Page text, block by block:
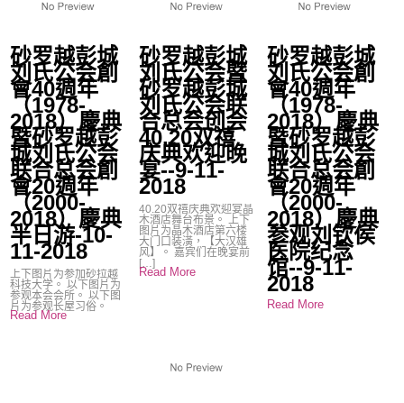
砂罗越彭城
刘氏公会創
會40週年
（1978-
2018）慶典
暨砂罗越彭
城刘氏公会
联合总会創
會20週年
（2000-
2018）慶典
半日游-10-
11-2018
上下图片为参加砂拉越
科技大学。 以下图片为
参观本会会所。 以下图
片为参观长屋习俗。
Read More
砂罗越彭城
刘氏公会暨
砂罗越彭城
刘氏公会联
合总会创会
40.20双禧
庆典欢迎晚
宴--9-11-
2018
40.20双禧庆典欢迎宴晶
木酒店舞台布景。 上下
图片为晶木酒店第六楼
大门口装潢，【大汉雄
风】。 嘉宾们在晚宴前
[…]
Read More
砂罗越彭城
刘氏公会創
會40週年
（1978-
2018）慶典
暨砂罗越彭
城刘氏公会
联合总会創
會20週年
（2000-
2018）慶典
参观刘钦侯
医院纪念
馆--9-11-
2018
Read More